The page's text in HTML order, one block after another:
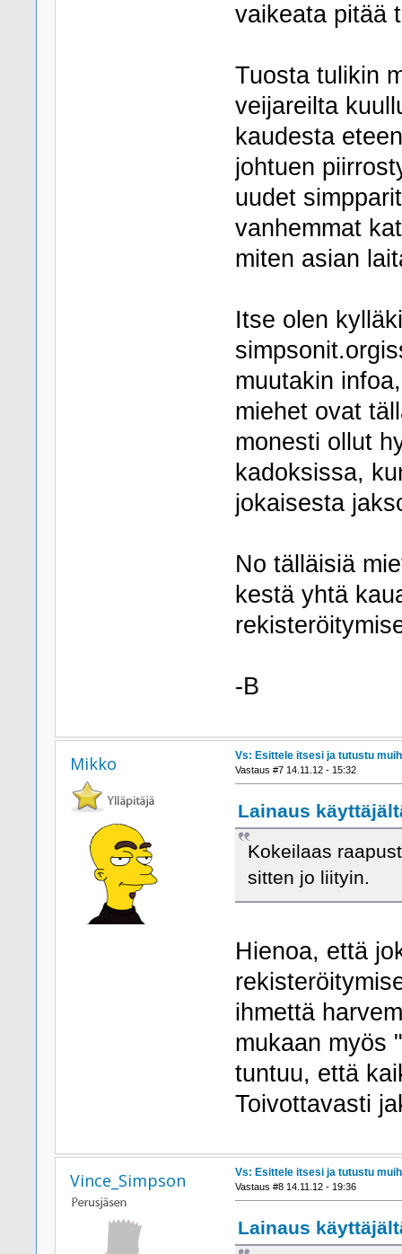
vaikeata pitää
Tuosta tulikin
veijareilta
kaudesta
johtuen
uudet
vanhemmat
miten asian
Itse olen
muutakin
miehet ovat
monesti ollut
kadoksissa,
jokaisesta
No tälläisiä
kestä yhtä
-B
Mikko Vs: Esittele itsesi ja tutustu
Vastaus #7 14.11.12 - 15:32
Lainaus
Kokeilaas
sitten jo liityin.
Hienoa, että
ihmettä
mukaan myös
tuntuu, että
Toivottavasti
Vince_Simpson Vs: Esittele itsesi ja tutustu
Vastaus #8 14.11.12 - 19:36
Lainaus